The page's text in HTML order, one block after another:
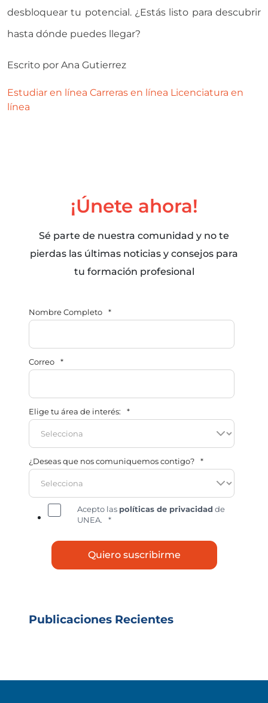
desbloquear tu potencial. ¿Estás listo para descubrir
hasta dónde puedes llegar?
Escrito por Ana Gutierrez
Estudiar en línea Carreras en línea Licenciatura en
línea
¡Únete ahora!
Sé parte de nuestra comunidad y no te
pierdas las últimas noticias y consejos para
tu formación profesional
Nombre Completo *
Correo *
Elige tu área de interés: *
¿Deseas que nos comuniquemos contigo? *
Acepto las políticas de privacidad de
UNEA.
*
Publicaciones Recientes